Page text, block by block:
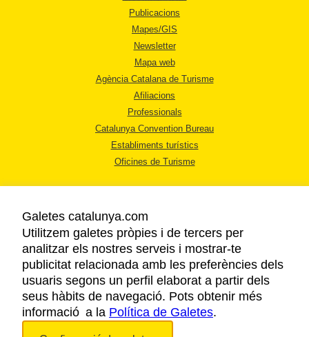
Publicacions
Mapes/GIS
Newsletter
Mapa web
Agència Catalana de Turisme
Afiliacions
Professionals
Catalunya Convention Bureau
Establiments turístics
Oficines de Turisme
AVÍS LEGAL
POLÍTICA DE PRIVACITAT
COOKIES
ACCESSIBILITAT
Galetes catalunya.com
Utilitzem galetes pròpies i de tercers per
analitzar els nostres serveis i mostrar-te
publicitat relacionada amb les preferències dels
usuaris segons un perfil elaborat a partir dels
seus hàbits de navegació. Pots obtenir més
informació a la Política de Galetes.